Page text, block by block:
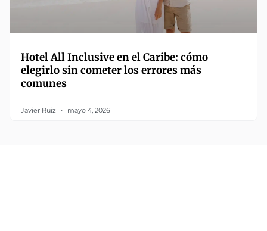
Hotel All Inclusive en el Caribe: cómo
elegirlo sin cometer los errores más
comunes
Javier Ruiz mayo 4, 2026